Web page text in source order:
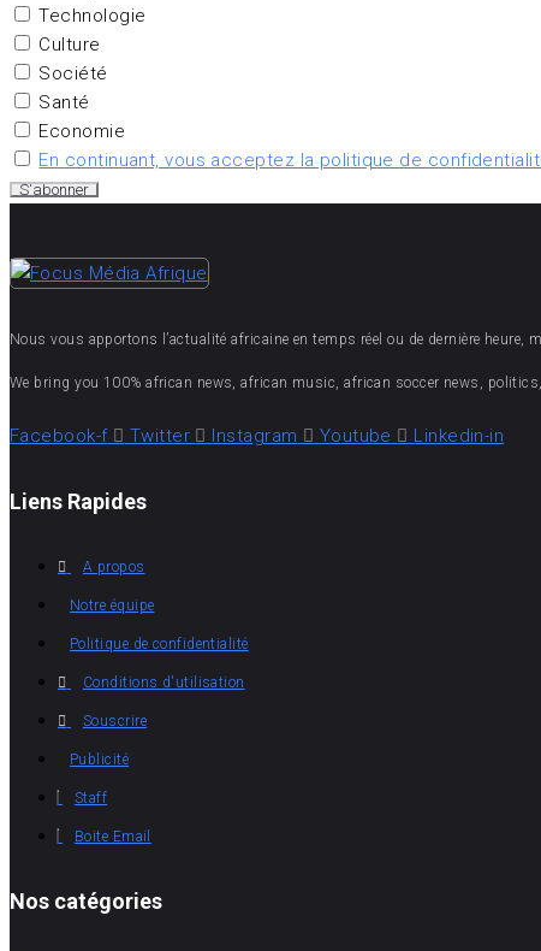
Technologie
Culture
Société
Santé
Economie
En continuant, vous acceptez la politique de
Nous vous apportons l’actualité africaine en temps réel ou de dernière
We bring you 100% african news, african music, african soccer news,
Facebook-f Twitter Instagram Youtube Linkedin-in
Liens Rapides
A propos
Notre équipe
Politique de confidentialité
Conditions d'utilisation
Souscrire
Publicité
Staff
Boite Email
Nos catégories